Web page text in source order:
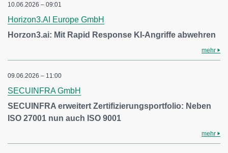
10.06.2026 – 09:01
Horizon3.AI Europe GmbH
Horzon3.ai: Mit Rapid Response KI-Angriffe abwehren
mehr
09.06.2026 – 11:00
SECUINFRA GmbH
SECUINFRA erweitert Zertifizierungsportfolio: Neben
ISO 27001 nun auch ISO 9001
mehr